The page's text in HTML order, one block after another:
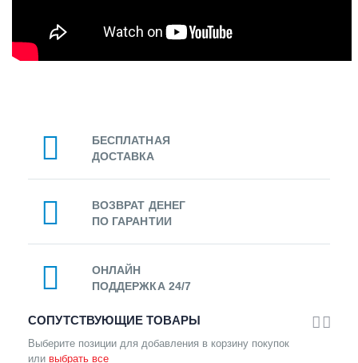
БЕСПЛАТНАЯ
ДОСТАВКА
ВОЗВРАТ ДЕНЕГ
ПО ГАРАНТИИ
ОНЛАЙН
ПОДДЕРЖКА 24/7
СОПУТСТВУЮЩИЕ ТОВАРЫ
Выберите позиции для добавления в корзину покупок
или выбрать все